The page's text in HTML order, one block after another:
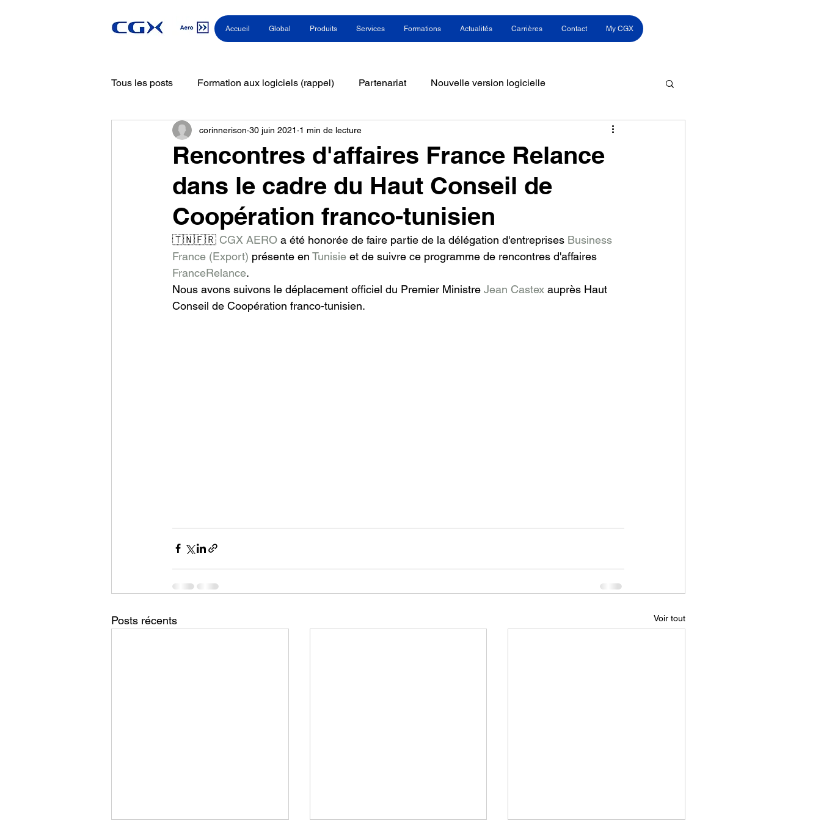
Accueil Global Produits Services Formations Actualités Carrières Contact My CGX
Tous les posts Formation aux logiciels (rappel) Partenariat Nouvelle version logicielle
Formation aux logiciels Communication / évènements
Rencontres d'affaires France Relance
dans le cadre du Haut Conseil de
Coopération franco-tunisien
corinnerison 30 juin 2021 1 min de lecture
🇹🇳🇫🇷 CGX AERO a été honorée de faire partie de la délégation d'entreprises Business
France (Export) présente en Tunisie et de suivre ce programme de rencontres d'affaires
FranceRelance.
Nous avons suivons le déplacement officiel du Premier Ministre Jean Castex auprès Haut
Conseil de Coopération franco-tunisien.
Posts récents Voir tout